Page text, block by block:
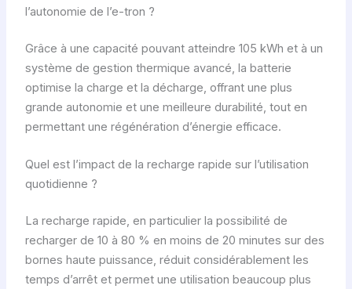
l’autonomie de l’e-tron ?
Grâce à une capacité pouvant atteindre 105 kWh et à un
système de gestion thermique avancé, la batterie
optimise la charge et la décharge, offrant une plus
grande autonomie et une meilleure durabilité, tout en
permettant une régénération d’énergie efficace.
Quel est l’impact de la recharge rapide sur l’utilisation
quotidienne ?
La recharge rapide, en particulier la possibilité de
recharger de 10 à 80 % en moins de 20 minutes sur des
bornes haute puissance, réduit considérablement les
temps d’arrêt et permet une utilisation beaucoup plus